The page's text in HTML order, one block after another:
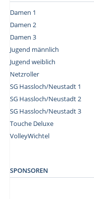
Damen 1
Damen 2
Damen 3
Jugend männlich
Jugend weiblich
Netzroller
SG Hassloch/Neustadt 1
SG Hassloch/Neustadt 2
SG Hassloch/Neustadt 3
Touche Deluxe
VolleyWichtel
SPONSOREN